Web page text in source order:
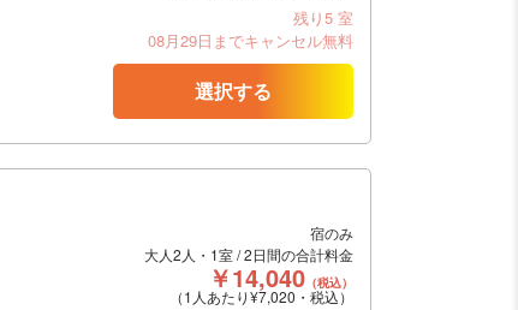
残り5 室
08月29日までキャンセル無料
選択する
宿のみ
大人2人・1室 / 2日間の合計料金
￥14,040 （税込）
（1人あたり¥7,020・税込）